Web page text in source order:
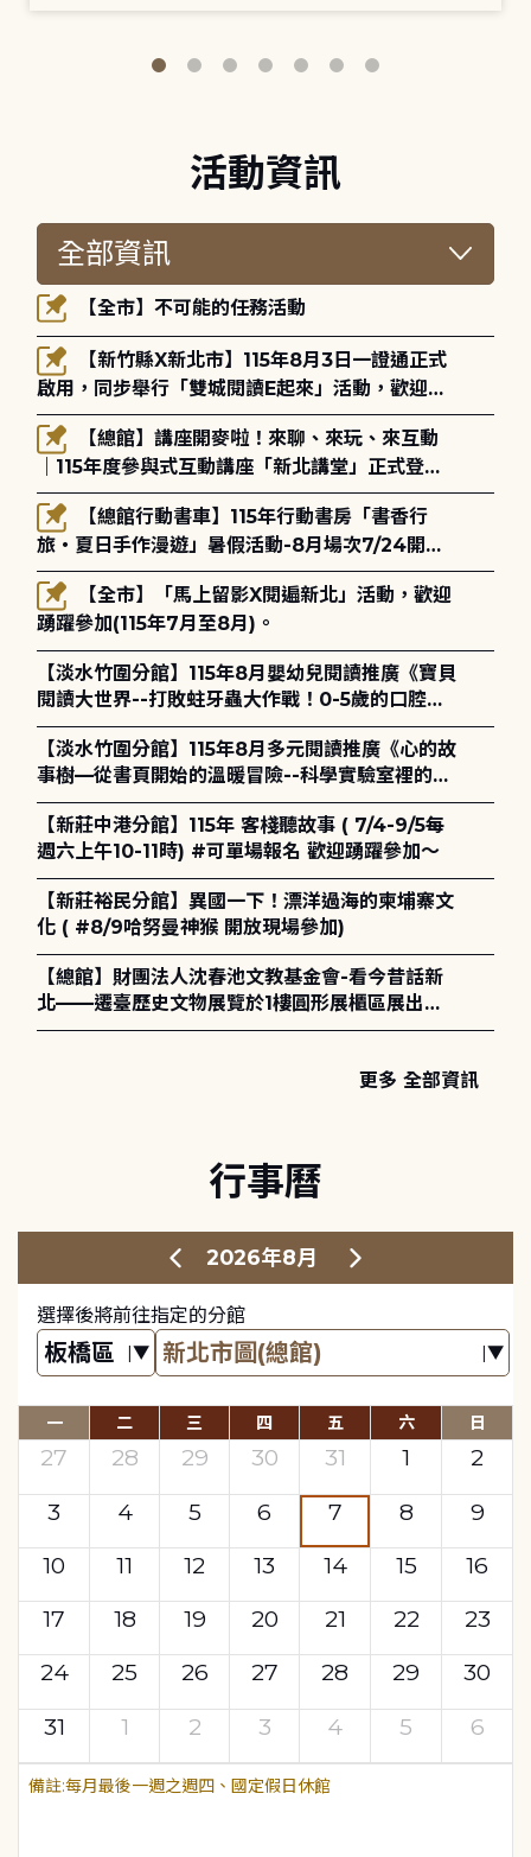
活動資訊
【全市】不可能的任務活動
啟用，同步舉行「雙城閱讀E起來」活動，歡迎踴
躍參加(115年8月3日至10月4日)。
｜115年度參與式互動講座「新北講堂」正式登
場！
旅・夏日手作漫遊」暑假活動-8月場次7/24開始
報名
踴躍參加(115年7月至8月)。
【淡水竹圍分館】115年8月嬰幼兒閱讀推廣《寶貝
閱讀大世界--打敗蛀牙蟲大作戰！0-5歲的口腔照
護全攻略》
【淡水竹圍分館】115年8月多元閱讀推廣《心的故
事樹—從書頁開始的溫暖冒險--科學實驗室裡的放
電章魚》
【新莊中港分館】115年 客棧聽故事 ( 7/4-9/5每
週六上午10-11時) #可單場報名 歡迎踴躍參加～
【新莊裕民分館】異國一下！漂洋過海的柬埔寨文
化 ( #8/9哈努曼神猴 開放現場參加)
【總館】財團法人沈春池文教基金會-看今昔話新
北——遷臺歷史文物展覽於1樓圓形展櫃區展出，
歡迎一同觀展！
更多 全部資訊
行事曆
2026年8月
選擇後將前往指定的分館
一 二 三 四 五 六 日
27 28 29 30 31 1
2
3
4 5 6 7 8
9
10
11 12 13 14 15
16
17
18 19 20 21 22
23
24
25 26 27 28 29
30
31
1 2 3 4 5 6
每月最後一週之週四、國定假日休館